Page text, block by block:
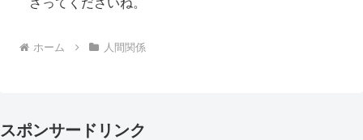
ホーム 人間関係
スポンサードリンク